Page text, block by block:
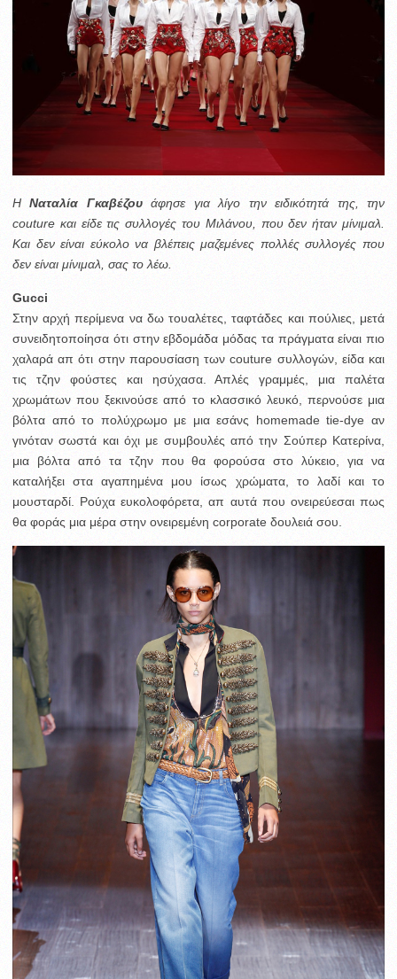
HΝαταλία Γκαβέζουάφησε για λίγο την ειδικότητά της, την
couture και είδε τις συλλογές του Μιλάνου, που δεν ήταν μίνιμαλ.
Και δεν είναι εύκολο να βλέπεις μαζεμένες πολλές συλλογές που
δεν είναι μίνιμαλ, σας το λέω.
Gucci
Στην αρχή περίμενα να δω τουαλέτες, ταφτάδες και πούλιες, μετά
συνειδητοποίησα ότι στην εβδομάδα μόδας τα πράγματα είναι πιο
χαλαρά απ ότι στην παρουσίαση των couture συλλογών, είδα και
τις τζην φούστες και ησύχασα. Απλές γραμμές, μια παλέτα
χρωμάτων που ξεκινούσε από το κλασσικό λευκό, περνούσε μια
βόλτα από το πολύχρωμο με μια εσάνς homemade tie-dye αν
γινόταν σωστά και όχι με συμβουλές από την Σούπερ Κατερίνα,
μια βόλτα από τα τζην που θα φορούσα στο λύκειο, για να
καταλήξει στα αγαπημένα μου ίσως χρώματα, το λαδί και το
μουσταρδί. Ρούχα ευκολοφόρετα, απ αυτά που ονειρεύεσαι πως
θα φοράς μια μέρα στην ονειρεμένη corporate δουλειά σου.